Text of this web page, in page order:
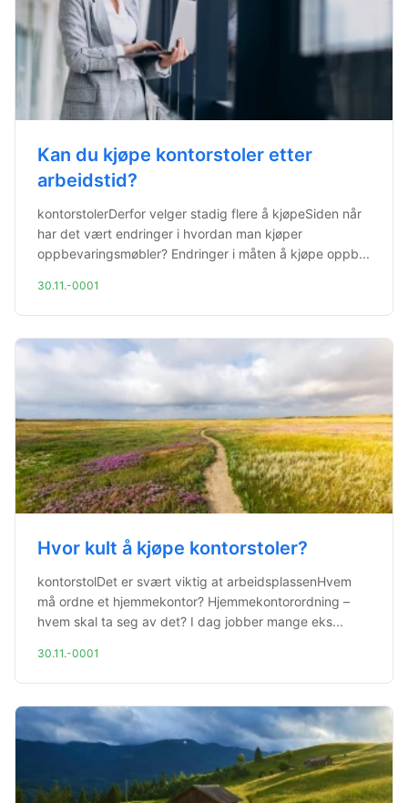
Kan du kjøpe kontorstoler etter
arbeidstid?
kontorstolerDerfor velger stadig flere å kjøpeSiden når
har det vært endringer i hvordan man kjøper
oppbevaringsmøbler? Endringer i måten å kjøpe oppb...
30.11.-0001
Hvor kult å kjøpe kontorstoler?
kontorstolDet er svært viktig at arbeidsplassenHvem
må ordne et hjemmekontor? Hjemmekontorordning –
hvem skal ta seg av det? I dag jobber mange eks...
30.11.-0001